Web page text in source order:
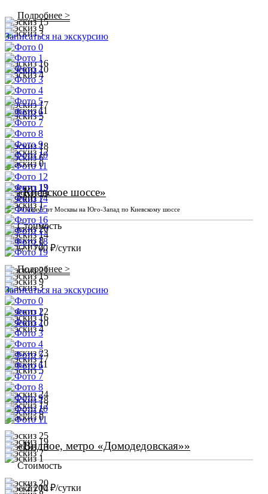
Подробнее >
Записаться на экскурсию
«Киевское шоссе»
30 минут от Москвы на Юго-Запад по Киевскому шоссе
Стоимость
от1 700 ₽/сутки
Подробнее >
Записаться на экскурсию
«Видное, метро «Домодедовская»»
Стоимость
от2 200 ₽/сутки